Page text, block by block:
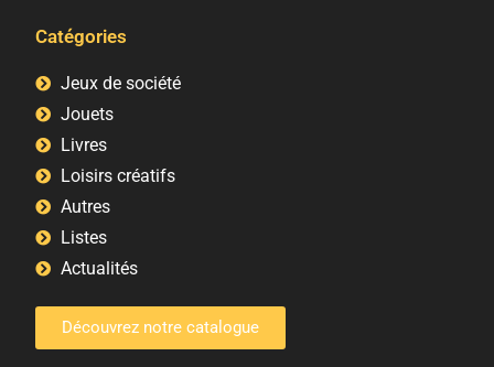
Catégories
Jeux de société
Jouets
Livres
Loisirs créatifs
Autres
Listes
Actualités
Découvrez notre catalogue